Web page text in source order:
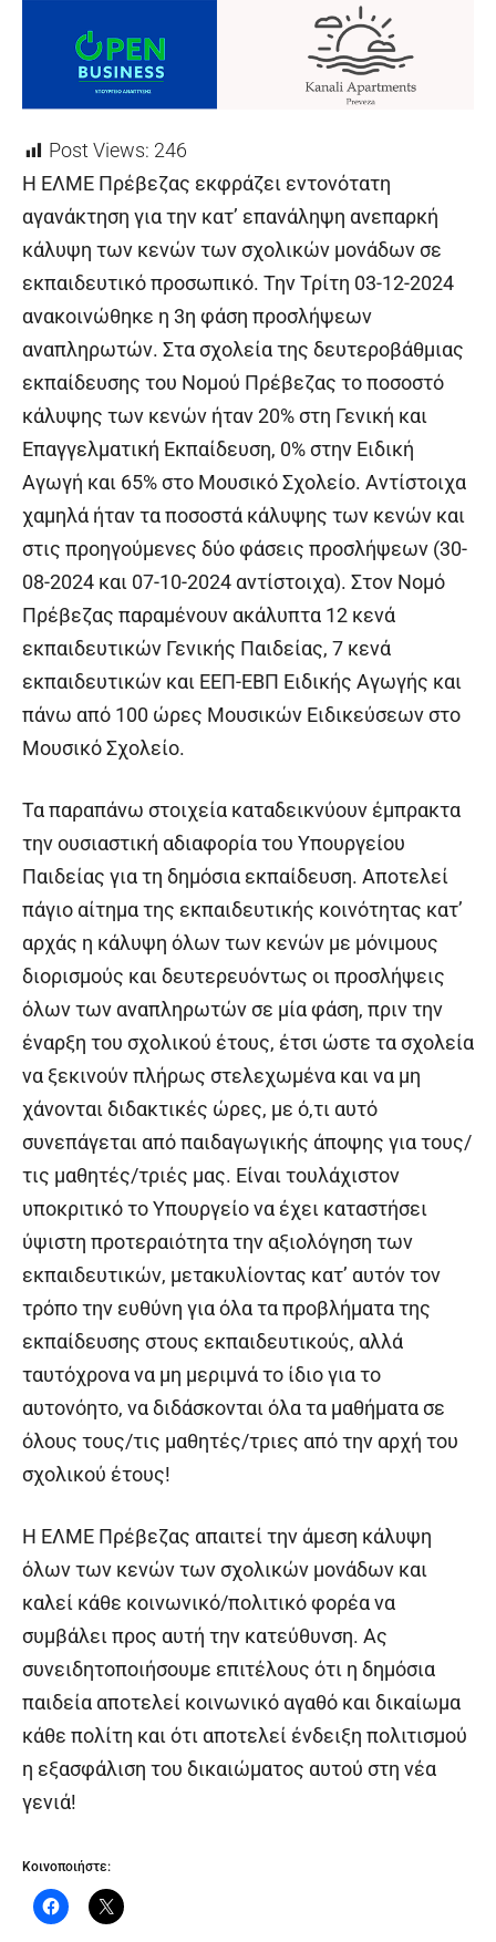
Post Views: 246
Η ΕΛΜΕ Πρέβεζας εκφράζει εντονότατη
αγανάκτηση για την κατ’ επανάληψη ανεπαρκή
κάλυψη των κενών των σχολικών μονάδων σε
εκπαιδευτικό προσωπικό. Την Τρίτη 03-12-2024
ανακοινώθηκε η 3η φάση προσλήψεων
αναπληρωτών. Στα σχολεία της δευτεροβάθμιας
εκπαίδευσης του Νομού Πρέβεζας το ποσοστό
κάλυψης των κενών ήταν 20% στη Γενική και
Επαγγελματική Εκπαίδευση, 0% στην Ειδική
Αγωγή και 65% στο Μουσικό Σχολείο. Αντίστοιχα
χαμηλά ήταν τα ποσοστά κάλυψης των κενών και
στις προηγούμενες δύο φάσεις προσλήψεων (30-
08-2024 και 07-10-2024 αντίστοιχα). Στον Νομό
Πρέβεζας παραμένουν ακάλυπτα 12 κενά
εκπαιδευτικών Γενικής Παιδείας, 7 κενά
εκπαιδευτικών και ΕΕΠ-ΕΒΠ Ειδικής Αγωγής και
πάνω από 100 ώρες Μουσικών Ειδικεύσεων στο
Μουσικό Σχολείο.
Τα παραπάνω στοιχεία καταδεικνύουν έμπρακτα
την ουσιαστική αδιαφορία του Υπουργείου
Παιδείας για τη δημόσια εκπαίδευση. Αποτελεί
πάγιο αίτημα της εκπαιδευτικής κοινότητας κατ’
αρχάς η κάλυψη όλων των κενών με μόνιμους
διορισμούς και δευτερευόντως οι προσλήψεις
όλων των αναπληρωτών σε μία φάση, πριν την
έναρξη του σχολικού έτους, έτσι ώστε τα σχολεία
να ξεκινούν πλήρως στελεχωμένα και να μη
χάνονται διδακτικές ώρες, με ό,τι αυτό
συνεπάγεται από παιδαγωγικής άποψης για τους/
τις μαθητές/τριές μας. Είναι τουλάχιστον
υποκριτικό το Υπουργείο να έχει καταστήσει
ύψιστη προτεραιότητα την αξιολόγηση των
εκπαιδευτικών, μετακυλίοντας κατ’ αυτόν τον
τρόπο την ευθύνη για όλα τα προβλήματα της
εκπαίδευσης στους εκπαιδευτικούς, αλλά
ταυτόχρονα να μη μεριμνά το ίδιο για το
αυτονόητο, να διδάσκονται όλα τα μαθήματα σε
όλους τους/τις μαθητές/τριες από την αρχή του
σχολικού έτους!
Η ΕΛΜΕ Πρέβεζας απαιτεί την άμεση κάλυψη
όλων των κενών των σχολικών μονάδων και
καλεί κάθε κοινωνικό/πολιτικό φορέα να
συμβάλει προς αυτή την κατεύθυνση. Ας
συνειδητοποιήσουμε επιτέλους ότι η δημόσια
παιδεία αποτελεί κοινωνικό αγαθό και δικαίωμα
κάθε πολίτη και ότι αποτελεί ένδειξη πολιτισμού
η εξασφάλιση του δικαιώματος αυτού στη νέα
γενιά!
Κοινοποιήστε: